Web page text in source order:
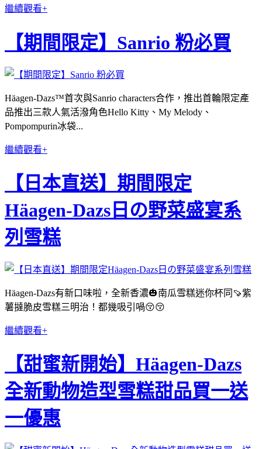
繼續觀看+
【期間限定】Sanrio 粉必買
Häagen-Dazs™首次與Sanrio characters合作，推出首輪限定產
品推出三款人氣活潑角色Hello Kitty、My Melody、
Pompompurin冰袋...
繼續觀看+
【日本直送】期間限定
Häagen-Dazs日の野菜盛宴系
列雪糕
Häagen-Dazs有新口味啦，全新香濃🎃南瓜雪糕迷你杯同🍠紫
薯撻脆皮雪糕三明治！都幾吸引喎😚😚
繼續觀看+
【甜蜜新開始】Häagen-Dazs
全新動物造型雪糕甜品買一送
一優惠